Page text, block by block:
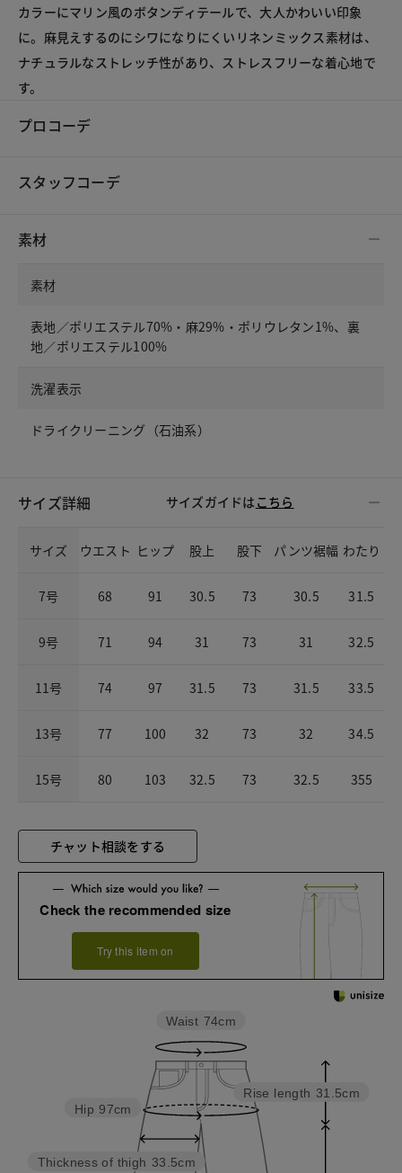
カラーにマリン風のボタンディテールで、大人かわいい印象
に。麻見えするのにシワになりにくいリネンミックス素材は、
ナチュラルなストレッチ性があり、ストレスフリーな着心地で
す。
プロコーデ
スタッフコーデ
素材
素材
表地／ポリエステル70%・麻29%・ポリウレタン1%、裏
地／ポリエステル100%
洗濯表示
ドライクリーニング（石油系）
サイズ詳細 サイズガイドは こちら
サイズ ウエスト ヒップ 股上 股下 パンツ裾幅 わたり
7号 68 91 30.5 73 30.5 31.5
9号 71 94 31 73 31 32.5
11号 74 97 31.5 73 31.5 33.5
13号 77 100 32 73 32 34.5
15号 80 103 32.5 73 32.5 355
チャット相談をする
Check the recommended size
Try this item on
Rise length 31.5cm
Thickness of thigh 33.5cm
Hip 97cm
Waist 74cm